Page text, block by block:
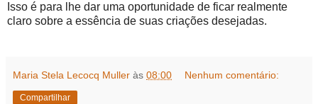
Isso é para lhe dar uma oportunidade de ficar realmente
claro sobre a essência de suas criações desejadas.
Maria Stela Lecocq Muller às 08:00 Nenhum comentário:
Compartilhar